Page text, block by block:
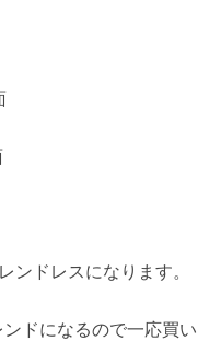
ンドレスになります。
ドになるので一応買い